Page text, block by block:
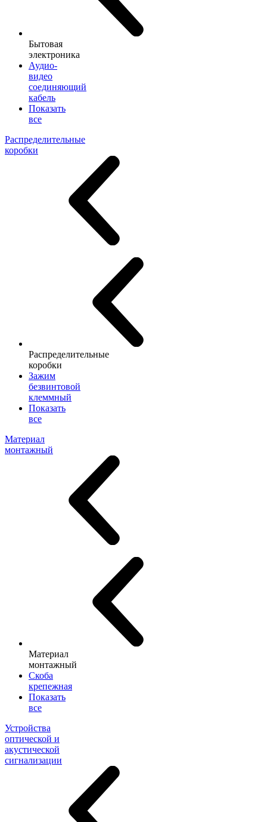
Бытовая
электроника
Аудио-
видео
соединяющий
кабель
Показать
все
Распределительные
коробки
Распределительные
коробки
Зажим
безвинтовой
клеммный
Показать
все
Материал
монтажный
Материал
монтажный
Скоба
крепежная
Показать
все
Устройства
оптической и
акустической
сигнализации